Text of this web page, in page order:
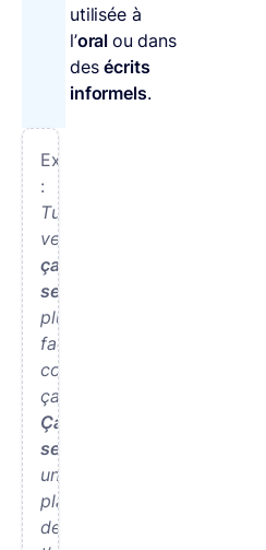
utilisée à
l’oral ou dans
desécrits
informels.
Exemples
:
Tu
verras,
ça
sera
plus
facile
comme
ça.
Ça
sera
un
plaisir
de